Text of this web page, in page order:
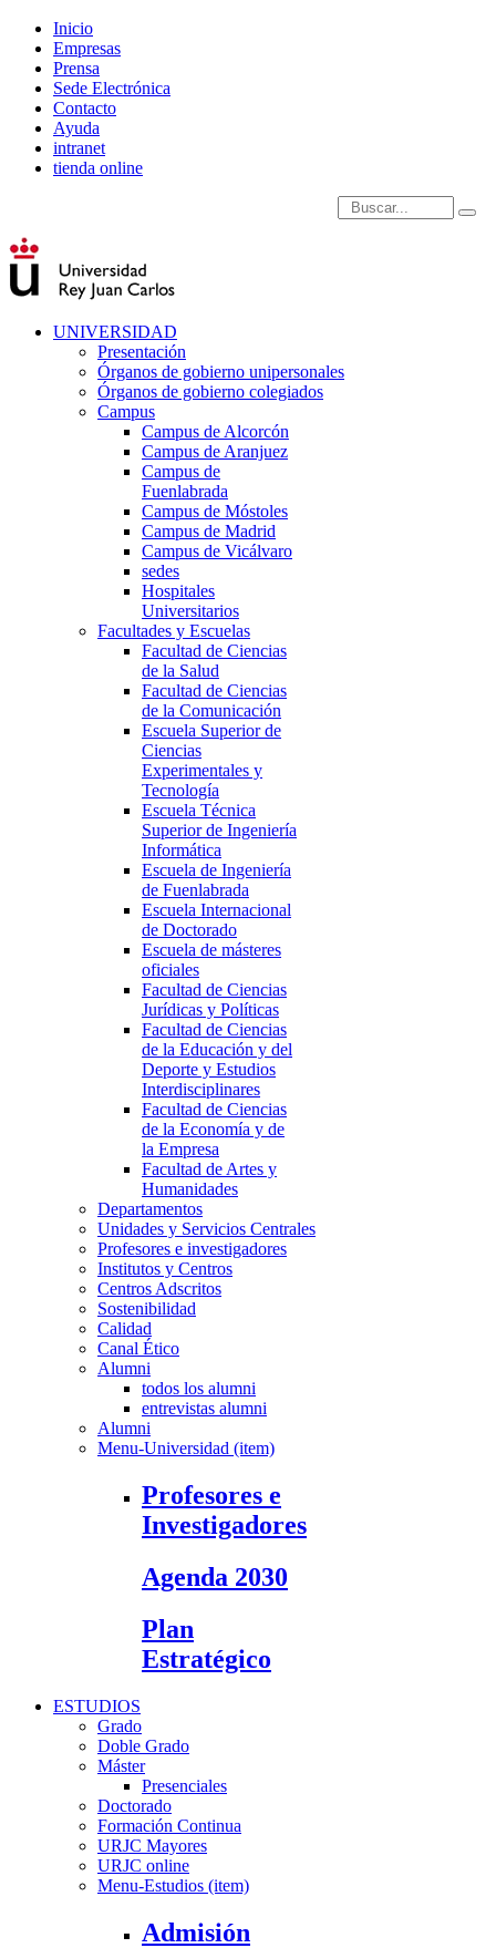
Inicio
Empresas
Prensa
Sede Electrónica
Contacto
Ayuda
intranet
tienda online
Introduce términos de
UNIVERSIDAD
Presentación
Órganos de gobierno unipersonales
Órganos de gobierno colegiados
Campus
Campus de Alcorcón
Campus de Aranjuez
Campus de
Fuenlabrada
Campus de Móstoles
Campus de Madrid
Campus de Vicálvaro
sedes
Hospitales
Universitarios
Facultades y Escuelas
Facultad de Ciencias
de la Salud
Facultad de Ciencias
de la Comunicación
Escuela Superior de
Ciencias
Experimentales y
Tecnología
Escuela Técnica
Superior de Ingeniería
Informática
Escuela de Ingeniería
de Fuenlabrada
Escuela Internacional
de Doctorado
Escuela de másteres
oficiales
Facultad de Ciencias
Jurídicas y Políticas
Facultad de Ciencias
de la Educación y del
Deporte y Estudios
Interdisciplinares
Facultad de Ciencias
de la Economía y de
la Empresa
Facultad de Artes y
Humanidades
Departamentos
Unidades y Servicios Centrales
Profesores e investigadores
Institutos y Centros
Centros Adscritos
Sostenibilidad
Calidad
Canal Ético
Alumni
todos los alumni
entrevistas alumni
Alumni
Menu-Universidad (item)
Profesores e
Investigadores
Agenda 2030
Plan
Estratégico
ESTUDIOS
Grado
Doble Grado
Máster
Presenciales
Doctorado
Formación Continua
URJC Mayores
URJC online
Menu-Estudios (item)
Admisión